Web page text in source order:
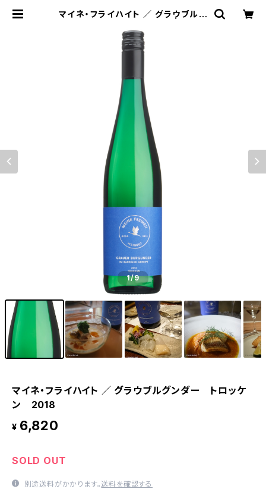
マイネ・フライハイト ／ グラウブルグ
Wines by Ygreck
1/9
マイネ・フライハイト ／ グラウブルグンダー トロッケ
ン 2018
¥ 6,820
SOLD OUT
別途送料がかかります。送料を確認する